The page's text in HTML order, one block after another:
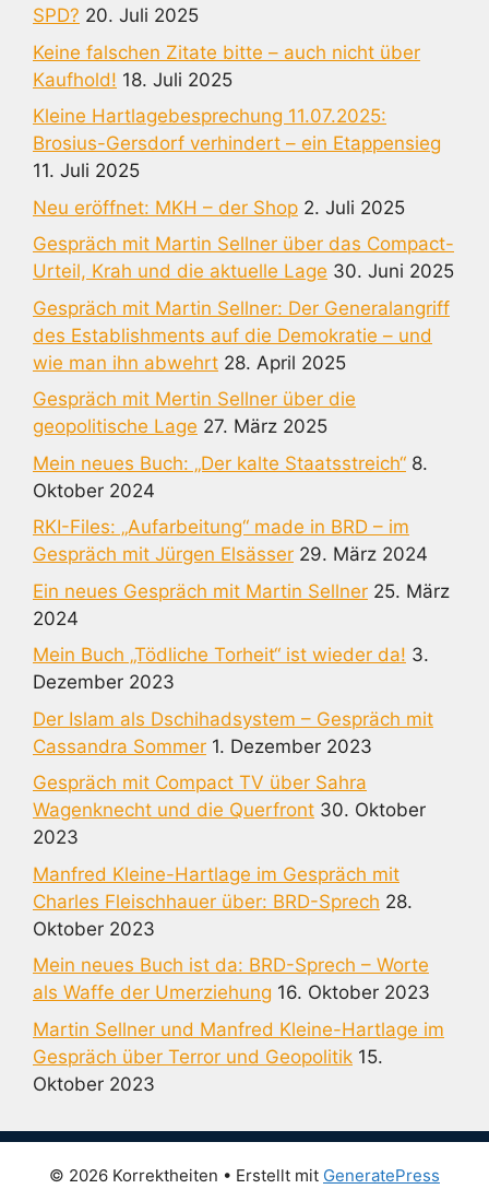
SPD? 20. Juli 2025
Keine falschen Zitate bitte – auch nicht über
Kaufhold! 18. Juli 2025
Kleine Hartlagebesprechung 11.07.2025:
Brosius-Gersdorf verhindert – ein Etappensieg
11. Juli 2025
Neu eröffnet: MKH – der Shop 2. Juli 2025
Gespräch mit Martin Sellner über das Compact-
Urteil, Krah und die aktuelle Lage 30. Juni 2025
Gespräch mit Martin Sellner: Der Generalangriff
des Establishments auf die Demokratie – und
wie man ihn abwehrt 28. April 2025
Gespräch mit Mertin Sellner über die
geopolitische Lage 27. März 2025
Mein neues Buch: „Der kalte Staatsstreich“ 8.
Oktober 2024
RKI-Files: „Aufarbeitung“ made in BRD – im
Gespräch mit Jürgen Elsässer 29. März 2024
Ein neues Gespräch mit Martin Sellner 25. März
2024
Mein Buch „Tödliche Torheit“ ist wieder da! 3.
Dezember 2023
Der Islam als Dschihadsystem – Gespräch mit
Cassandra Sommer 1. Dezember 2023
Gespräch mit Compact TV über Sahra
Wagenknecht und die Querfront 30. Oktober
2023
Manfred Kleine-Hartlage im Gespräch mit
Charles Fleischhauer über: BRD-Sprech 28.
Oktober 2023
Mein neues Buch ist da: BRD-Sprech – Worte
als Waffe der Umerziehung 16. Oktober 2023
Martin Sellner und Manfred Kleine-Hartlage im
Gespräch über Terror und Geopolitik 15.
Oktober 2023
© 2026 Korrektheiten • Erstellt mit GeneratePress